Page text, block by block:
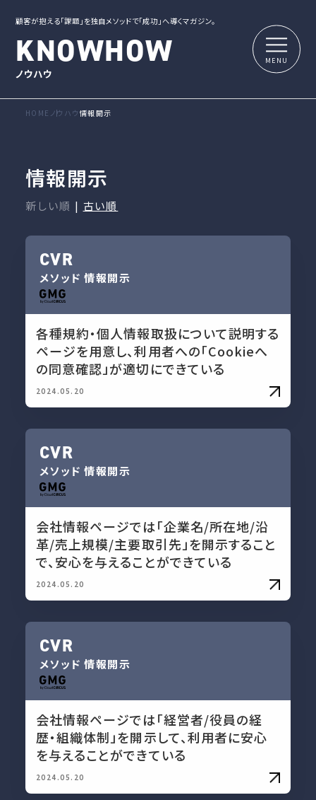
顧客が抱える「課題」を独自メソッドで「成功」へ導くマガジン。
KNOWHOW
ノウハウ
HOME ノウハウ 情報開示
情報開示
新しい順 | 古い順
CVR
メソッド 情報開示
各種規約・個人情報取扱について説明する
ページを用意し、利用者への「Cookieへ
の同意確認」が適切にできている
2024.05.20
CVR
メソッド 情報開示
会社情報ページでは「企業名/所在地/沿
革/売上規模/主要取引先」を開示すること
で、安心を与えることができている
2024.05.20
CVR
メソッド 情報開示
会社情報ページでは「経営者/役員の経
歴・組織体制」を開示して、利用者に安心
を与えることができている
2024.05.20